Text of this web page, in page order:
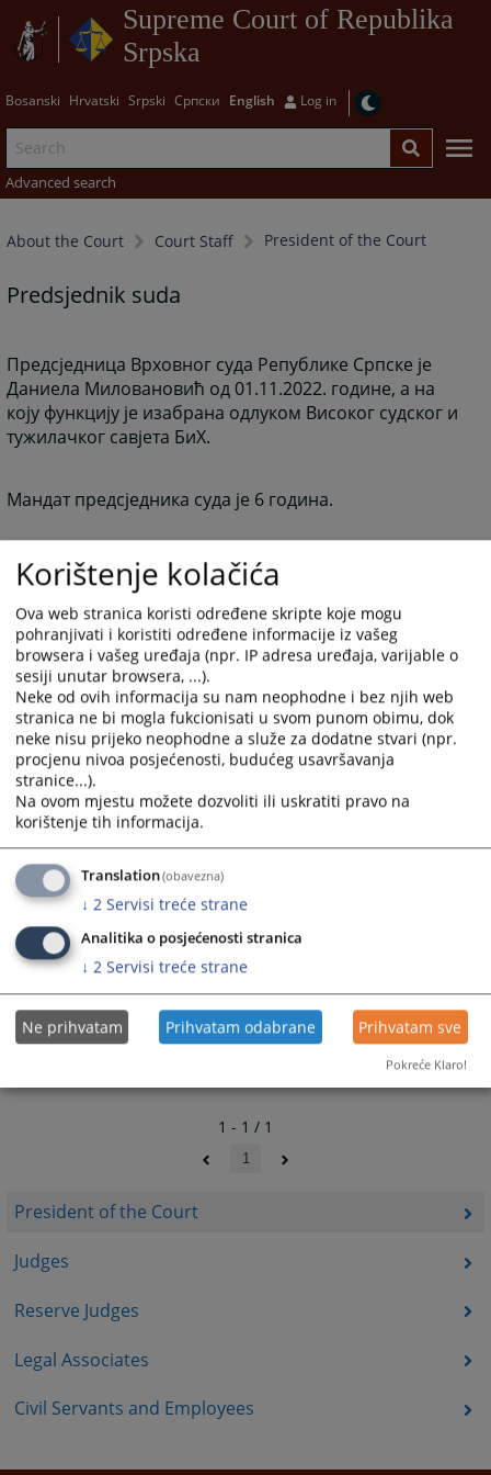
Supreme Court of Republika
Srpska
Bosanski Hrvatski Srpski Српски English Log in
Advanced search
About the Court Court Staff President of the Court
President of the Court
Judges
Reserve Judges
Legal Associates
Civil Servants and Employees
Predsjednik suda
Предсједница Врховног суда Републике Српске је
Даниела Миловановић од 01.11.2022. године, а на
коју функцију је изабрана одлуком Високог судског и
тужилачког савјета БиХ.
Мандат предсједника суда је 6 година.
13924VIEWS
1 - 1 / 1
1
Korištenje kolačića
Ova web stranica koristi određene skripte koje mogu
pohranjivati i koristiti određene informacije iz vašeg
browsera i vašeg uređaja (npr. IP adresa uređaja, varijable o
sesiji unutar browsera, ...).
Neke od ovih informacija su nam neophodne i bez njih web
stranica ne bi mogla fukcionisati u svom punom obimu, dok
neke nisu prijeko neophodne a služe za dodatne stvari (npr.
procjenu nivoa posjećenosti, budućeg usavršavanja
stranice...).
Na ovom mjestu možete dozvoliti ili uskratiti pravo na
korištenje tih informacija.
Translation(obavezna)
↓ 2 Servisi treće strane
Analitika o posjećenosti stranica
↓ 2 Servisi treće strane
Ne prihvatam Prihvatam odabrane Prihvatam sve
Pokreće Klaro!